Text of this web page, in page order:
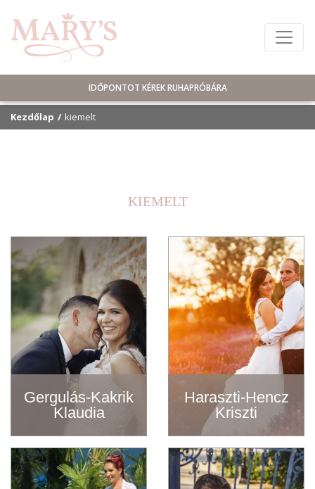
IDŐPONTOT KÉREK RUHAPRÓBÁRA
Kezdőlap kiemelt
kiemelt
Gergulás-Kakrik
Klaudia
Haraszti-Hencz
Kriszti